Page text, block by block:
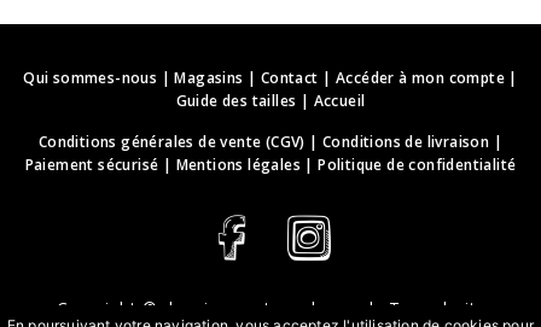
Qui sommes-nous |Magasins | Contact | Accéder à mon compte|
Guide des tailles | Accueil
Conditions générales de vente (CGV) |Conditions de livraison |
Paiement sécurisé | Mentions légales |Politique de confidentialité
Copyright © deguisements-cadeaux.ch
. Tous droits